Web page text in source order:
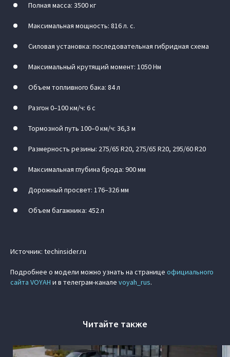
Полная масса: 3500 кг
Максимальная мощность: 816 л. с.
Силовая установка: последовательная гибридная схема
Максимальный крутящий момент: 1050 Нм
Объем топливного бака: 84 л
Разгон 0–100 км/ч: 6 с
Тормозной путь 100–0 км/ч: 36,3 м
Размерность резины: 275/65 R20, 275/65 R20, 295/60 R20
Максимальная глубина брода: 900 мм
Дорожный просвет: 176–326 мм
Объем багажника: 452 л
Источник: techinsider.ru
Подробнее о модели можно узнать на странице официального
сайта VOYAH и в телеграм-канале voyah_rus.
Читайте также